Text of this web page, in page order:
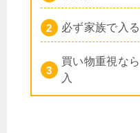
必ず家族で入
買い物重視な
入